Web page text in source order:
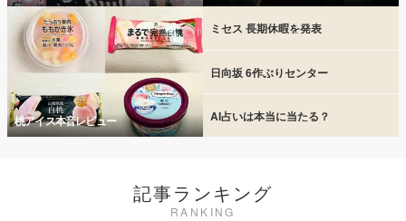
桃アイス本音レビュー
ミセス 長期休暇を発表
日向坂 6作ぶりセンター
AI占いは本当に当たる？
記事ランキング
RANKING